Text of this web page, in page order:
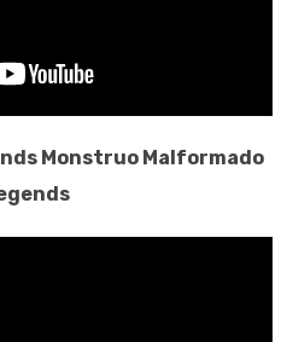
Monstruo Malformado